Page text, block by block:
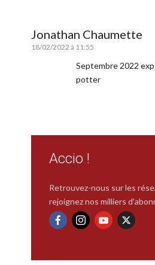
Jonathan Chaumette
18/02/2022 à 11:55
Septembre 2022
potter
Accio !
Retrouvez-nous sur les
rejoignez nos milliers